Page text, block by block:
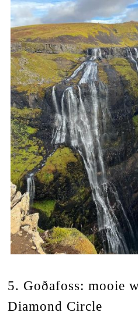
5. Goðafoss: mooie
Diamond Circle